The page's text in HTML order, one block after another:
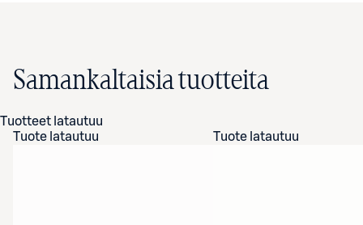
Samankaltaisia tuotteita
Tuotteet latautuu
Tuote latautuu
Tuote latautuu